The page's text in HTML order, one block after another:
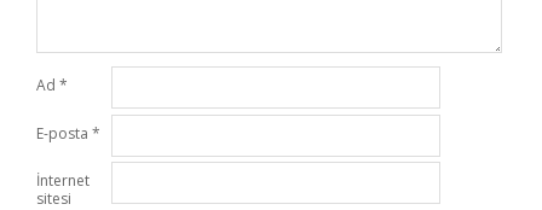
Ad *
E-posta *
İnternet
sitesi